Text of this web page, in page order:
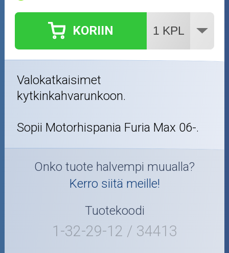
KORIIN
Valokatkaisimet
kytkinkahvarunkoon.
Sopii Motorhispania Furia Max 06-.
Onko tuote halvempi muualla?
Kerro siitä meille!
Tuotekoodi
1-32-29-12 / 34413